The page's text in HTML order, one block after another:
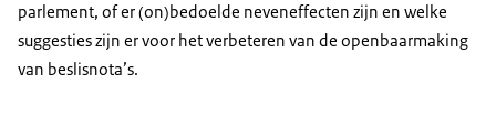
parlement, of er (on)bedoelde neveneffecten zijn en welke
suggesties zijn er voor het verbeteren van de openbaarmaking
van beslisnota’s.